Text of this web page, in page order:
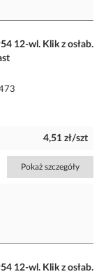
12-wl. Klik z osłab.
4,51 zł/szt
Pokaż szczegóły
12-wl. Klik z osłab.